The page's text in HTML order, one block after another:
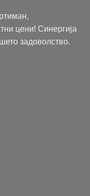
цени! Синергија
задоволство.